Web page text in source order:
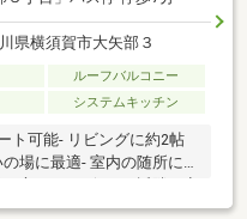
県横須賀市大矢部３
ルーフバルコニー
システムキッチン
ト可能- リビングに約2帖
場に最適- 室内の随所にか
パーやドラッグストアなど